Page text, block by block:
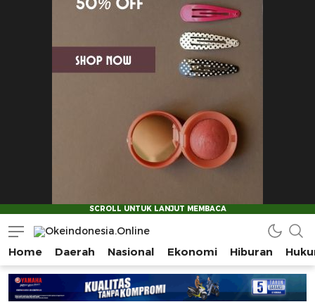
Okeindonesia.Online
Mengonlinekan Indonesia Secara Utuh
Home Daerah Nasional Ekonomi Hiburan